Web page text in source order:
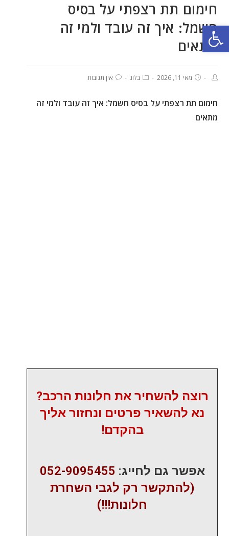
פתח סרגל נגישות
חימום תת רצפתי על בסיס
חשמל: איך זה עובד ולמי זה
מתאים
מאי 11, 2026 בלוג אין תגובות
חימום תת רצפתי על בסיס חשמל: איך זה עובד ולמי זה
מתאים
רוצה להשחיר את חלונות הרכב?
נא להשאיר פרטים ונחזור אליך
בהקדם!
אפשר גם לחייג: 052-9095455
(להתקשר רק לגבי השחרת
חלונות!!!)